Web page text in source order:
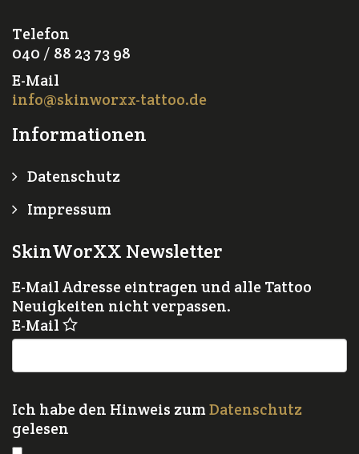
Telefon
040 / 88 23 73 98
E-Mail
info@skinworxx-tattoo.de
Informationen
Datenschutz
Impressum
SkinWorXX Newsletter
E-Mail Adresse eintragen und alle Tattoo
Neuigkeiten nicht verpassen.
E-Mail
Ich habe den Hinweis zumDatenschutz
gelesen